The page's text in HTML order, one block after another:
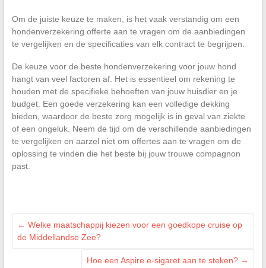
Om de juiste keuze te maken, is het vaak verstandig om een
hondenverzekering offerte aan te vragen om de aanbiedingen
te vergelijken en de specificaties van elk contract te begrijpen.
De keuze voor de beste hondenverzekering voor jouw hond
hangt van veel factoren af. Het is essentieel om rekening te
houden met de specifieke behoeften van jouw huisdier en je
budget. Een goede verzekering kan een volledige dekking
bieden, waardoor de beste zorg mogelijk is in geval van ziekte
of een ongeluk. Neem de tijd om de verschillende aanbiedingen
te vergelijken en aarzel niet om offertes aan te vragen om de
oplossing te vinden die het beste bij jouw trouwe compagnon
past.
← Welke maatschappij kiezen voor een goedkope cruise op
de Middellandse Zee?
Hoe een Aspire e-sigaret aan te steken? →